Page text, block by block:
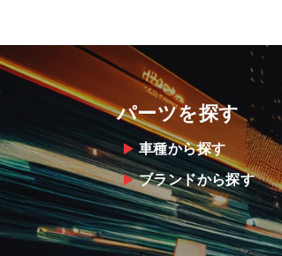
パーツを探す
車種から探す
ブランドから探す